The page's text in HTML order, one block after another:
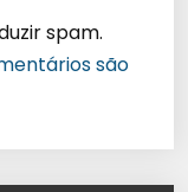
spam.
são